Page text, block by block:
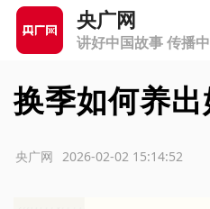
央广网
讲好中国故事 传播
换季如何养出
2026-02-02 15:14:52
央广网